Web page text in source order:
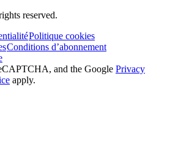
reserved.
Politique cookies
Conditions d’abonnement
and the Google Privacy
apply.